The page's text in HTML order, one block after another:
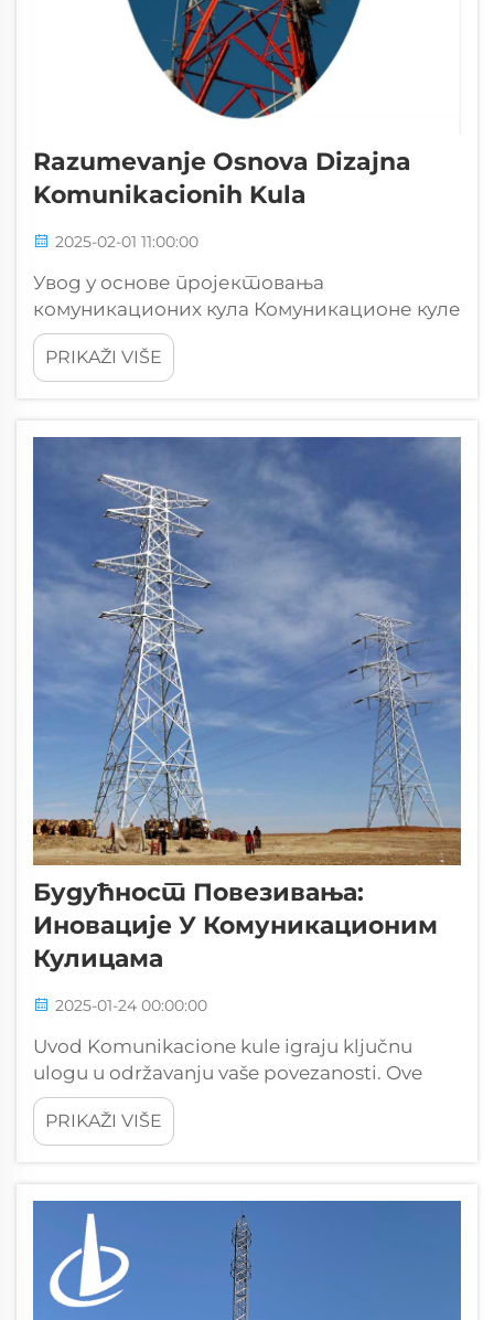
Razumevanje Osnova Dizajna
Komunikacionih Kula
2025-02-01 11:00:00
Увод у основе пројектовања
комуникационих кула Комуникационе куле
су изузетно важне за савремену
комуникацију, повезујући милионе људи
широм света. Већина људи о њима не
незаустављиво обезбеђују везу...
PRIKAŽI VIŠE
Будућност Повезивања:
Иновације У Комуникационим
Кулицама
2025-01-24 00:00:00
Uvod Komunikacione kule igraju ključnu
ulogu u održavanju vaše povezanosti. Ove
strukture obezbeđuju neprekidnu
komunikaciju u svetu koji zahteva stalnu
povezanost. Kako tehnologija napreduje, kule
One čine kičmu...
PRIKAŽI VIŠE